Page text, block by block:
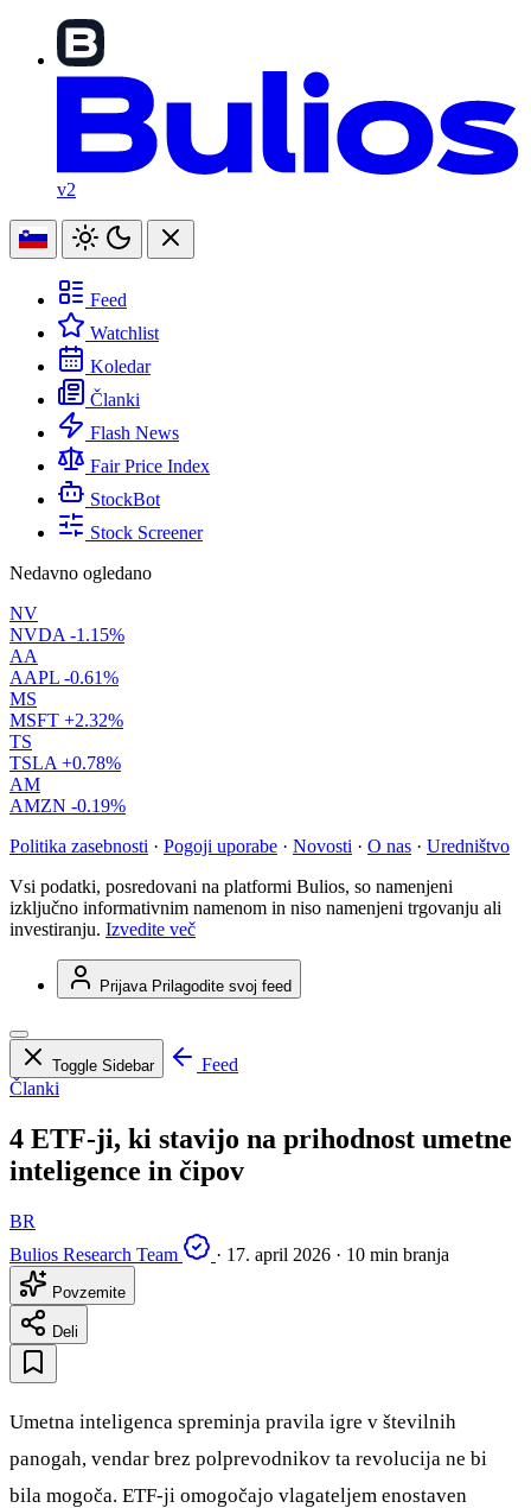
v2
Feed
Watchlist
Koledar
Članki
Flash News
Fair Price Index
StockBot
Stock Screener
Nedavno ogledano
NV
NVDA -1.15%
AA
AAPL -0.61%
MS
MSFT +2.32%
TS
TSLA +0.78%
AM
AMZN -0.19%
Politika zasebnosti · Pogoji uporabe · Novosti · O nas · Uredništvo
Vsi podatki, posredovani na platformi Bulios, so namenjeni
izključno informativnim namenom in niso namenjeni trgovanju ali
investiranju. Izvedite več
Prijava Prilagodite svoj feed
Toggle Sidebar
Feed
Članki
4 ETF-ji, ki stavijo na prihodnost umetne
inteligence in čipov
BR
Bulios Research Team
· 17. april 2026 · 10 min branja
Povzemite
Deli
Umetna inteligenca spreminja pravila igre v številnih
panogah, vendar brez polprevodnikov ta revolucija ne bi
bila mogoča. ETF-ji omogočajo vlagateljem enostaven